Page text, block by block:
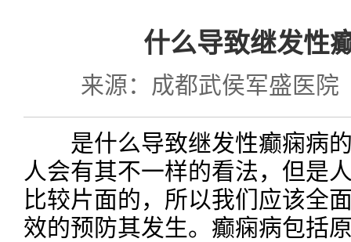
什么导致继发性
来源：成都武侯军盛医
是什么导致继发性癫痫病的
人会有其不一样的看法，但是
比较片面的，所以我们应该全
效的预防其发生。癫痫病包括